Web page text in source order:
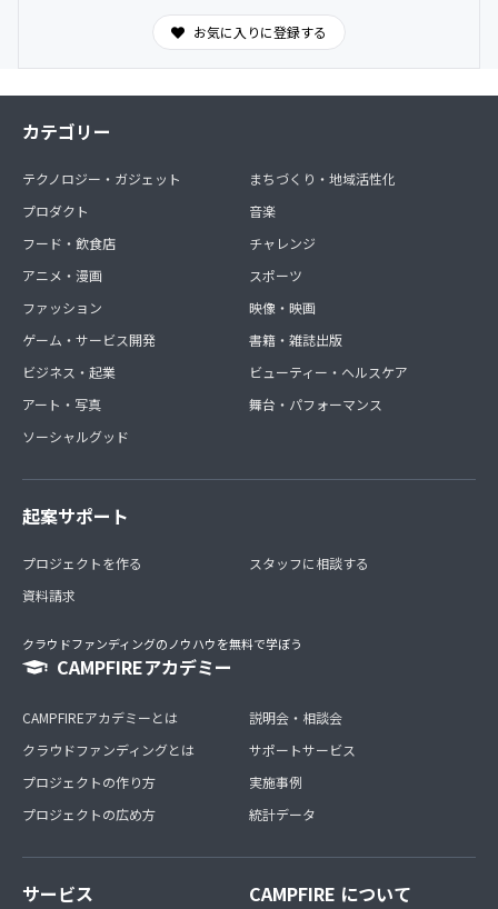
お気に入りに登録する
カテゴリー
テクノロジー・ガジェット
プロダクト
フード・飲食店
アニメ・漫画
ファッション
ゲーム・サービス開発
ビジネス・起業
アート・写真
ソーシャルグッド
まちづくり・地域活性化
音楽
チャレンジ
スポーツ
映像・映画
書籍・雑誌出版
ビューティー・ヘルスケア
舞台・パフォーマンス
起案サポート
プロジェクトを作る
資料請求
スタッフに相談する
クラウドファンディングのノウハウを無料で学ぼう
CAMPFIREアカデミー
CAMPFIREアカデミーとは
クラウドファンディングとは
プロジェクトの作り方
プロジェクトの広め方
説明会・相談会
サポートサービス
実施事例
統計データ
サービス CAMPFIRE について